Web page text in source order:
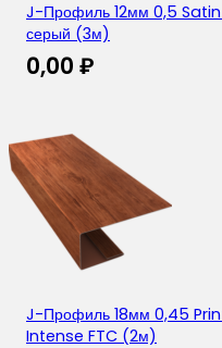
J-Профиль 12мм 0,5 Satin
серый (3м)
0,00 ₽
J-Профиль 18мм 0,45
Intense FTC (2м)